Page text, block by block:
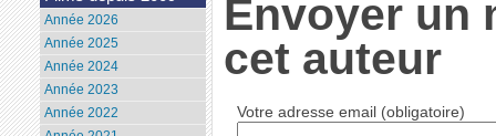
Envoyer un
cet auteur
Votre adresse email (obligatoire)
Année 2026
Année 2025
Année 2024
Année 2023
Année 2022